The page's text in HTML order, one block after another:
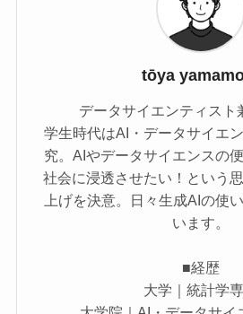
tōya
データサイエンティスト
学生時代はAI・データサイエ
究。AIやデータサイエンスの
社会に浸透させたい！という
上げを決意。日々生成AIの使
います。
■経歴
大学｜統計学